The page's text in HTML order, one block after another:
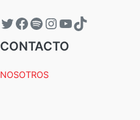
CONTACTO
NOSOTROS